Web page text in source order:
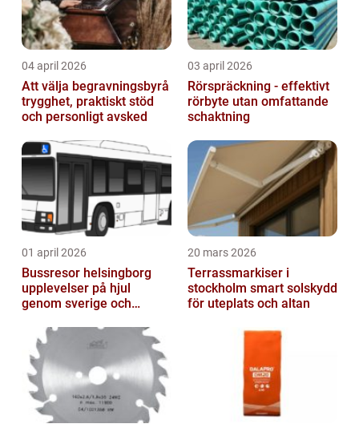
04 april 2026
Att välja begravningsbyrå
trygghet, praktiskt stöd
och personligt avsked
03 april 2026
Rörspräckning - effektivt
rörbyte utan omfattande
schaktning
01 april 2026
Bussresor helsingborg
upplevelser på hjul
genom sverige och
20 mars 2026
Terrassmarkiser i
stockholm smart solskydd
för uteplats och altan